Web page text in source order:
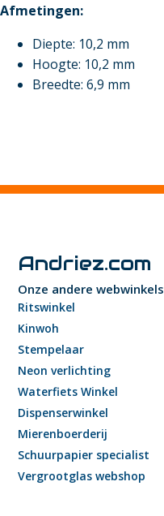
Afmetingen:
Diepte: 10,2 mm
Hoogte: 10,2 mm
Breedte: 6,9 mm
Andriez.com
Onze andere webwinkels
Ritswinkel
Kinwoh
Stempelaar
Neon verlichting
Waterfiets Winkel
Dispenserwinkel
Mierenboerderij
Schuurpapier specialist
Vergrootglas webshop